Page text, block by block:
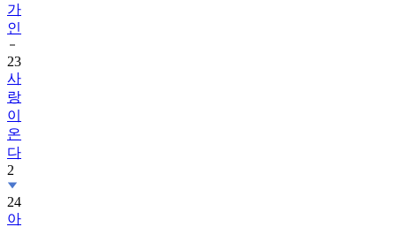
가
인
23
사
랑
이
온
다
2
24
아